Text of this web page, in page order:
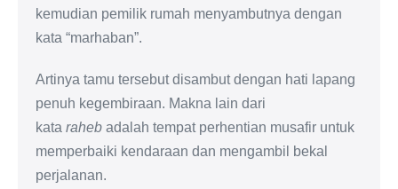
kemudian pemilik rumah menyambutnya dengan
kata “marhaban”.
Artinya tamu tersebut disambut dengan hati lapang
penuh kegembiraan. Makna lain dari
kata raheb adalah tempat perhentian musafir untuk
memperbaiki kendaraan dan mengambil bekal
perjalanan.